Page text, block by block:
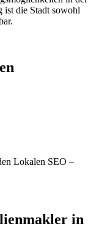
ist die Stadt sowohl
Lokalen SEO –
in